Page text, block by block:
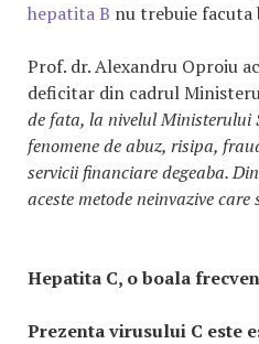
hepatita B nu trebuie facuta
Prof. dr. Alexandru Oproiu
deficitar din cadrul
de fata, la nivelul Ministerului
fenomene de abuz, risipa,
servicii financiare degeaba.
aceste metode neinvazive care
Hepatita C, o boala
Prezenta virusului C este